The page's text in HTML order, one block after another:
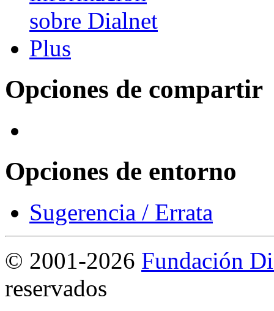
Opciones de compartir
Opciones de entorno
Sugerencia / Errata
© 2001-2026 Fundación
reservados